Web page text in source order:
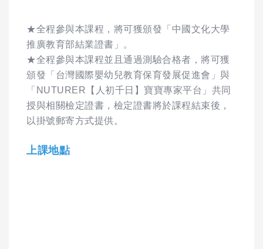
★全程參與本課程，將可獲頒發「中國文化大學
推廣教育部結業證書」。
★全程參與本課程並且通過測驗合格者，將可獲
頒發「台灣國際嬰幼兒教育保育發展促進會」與
「NUTURER【人初千日】寶寶專家平台」共同
授與相關檢定證書，檢定證書將於課程結束後，
以掛號郵寄方式提供。
上課地點